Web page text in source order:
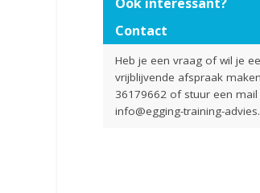
Contact
Heb je een vraag of wil je
vrijblijvende afspraak
36179662 of stuur een
info@egging-training-